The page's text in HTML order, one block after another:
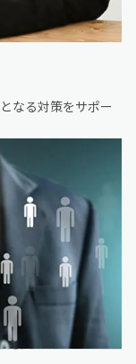
なる対策をサポー